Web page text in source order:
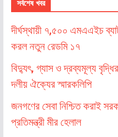
সর্বশেষ খবর
দীর্ঘস্থায়ী ৭,৫০০ এমএএইচ
করল নতুন রেডমি ১৭
বিদ্যুৎ, গ্যাস ও দ্রব্যমূল্য বৃদ্ধির
দলীয় ঐক্যের স্মারকলিপি
জনগণের সেবা নিশ্চিত করাই
প্রতিমন্ত্রী মীর হেলাল